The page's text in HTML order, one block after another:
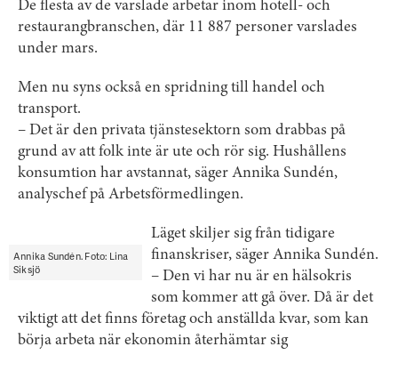
De flesta av de varslade arbetar inom hotell- och
restaurangbranschen, där 11 887 personer varslades
under mars.
Men nu syns också en spridning till handel och
transport.
– Det är den privata tjänstesektorn som drabbas på
grund av att folk inte är ute och rör sig. Hushållens
konsumtion har avstannat, säger Annika Sundén,
analyschef på Arbetsförmedlingen.
Annika Sundén. Foto: Lina
Siksjö
Läget skiljer sig från tidigare
finanskriser, säger Annika Sundén.
– Den vi har nu är en hälsokris
som kommer att gå över. Då är det
viktigt att det finns företag och anställda kvar, som kan
börja arbeta när ekonomin återhämtar sig